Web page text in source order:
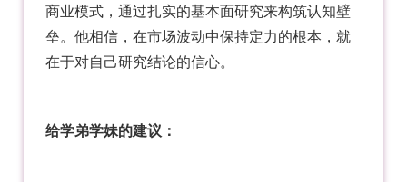
商业模式，通过扎实的基本面研究来构筑认知壁
垒。他相信，在市场波动中保持定力的根本，就
在于对自己研究结论的信心。
给学弟学妹的建议：